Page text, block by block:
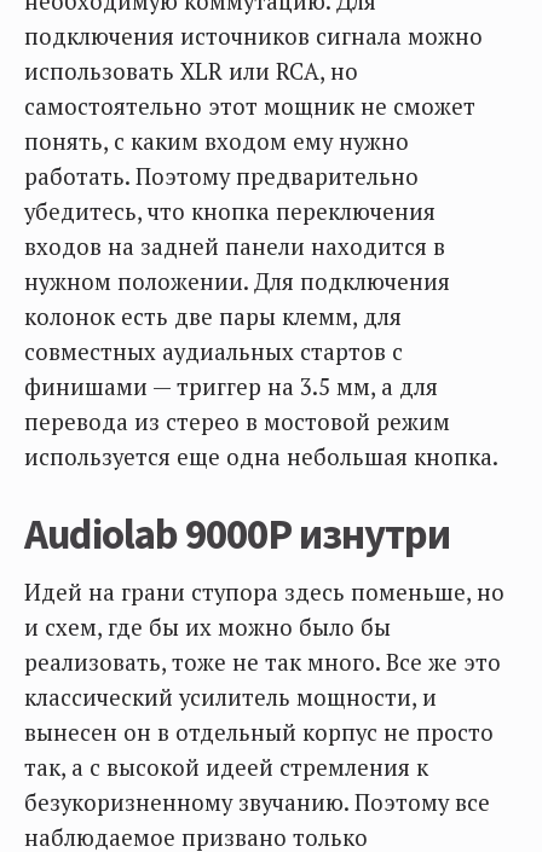
подключения источников сигнала можно
использовать XLR или RCA, но
самостоятельно этот мощник не сможет
понять, с каким входом ему нужно
работать. Поэтому предварительно
убедитесь, что кнопка переключения
входов на задней панели находится в
нужном положении. Для подключения
колонок есть две пары клемм, для
совместных аудиальных стартов с
финишами — триггер на 3.5 мм, а для
перевода из стерео в мостовой режим
используется еще одна небольшая кнопка.
Audiolab 9000P изнутри
Идей на грани ступора здесь поменьше, но
и схем, где бы их можно было бы
реализовать, тоже не так много. Все же это
классический усилитель мощности, и
вынесен он в отдельный корпус не просто
так, а с высокой идеей стремления к
безукоризненному звучанию. Поэтому все
наблюдаемое призвано только